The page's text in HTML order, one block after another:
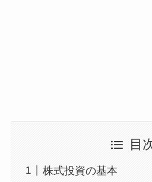
目
株式投資の基本